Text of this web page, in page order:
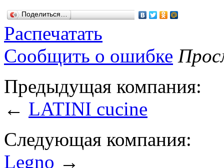
Поделиться…
Распечатать
Сообщить о ошибке
Предыдущая компания:
← LATINI cucine
Следующая компания:
Legno →